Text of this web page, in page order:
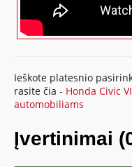
Ieškote platesnio
rasite čia - Honda Civic
automobiliams
Įvertinimai